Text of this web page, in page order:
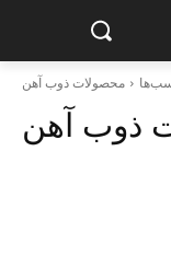
محصولات ذوب آهن
ذوب آهن